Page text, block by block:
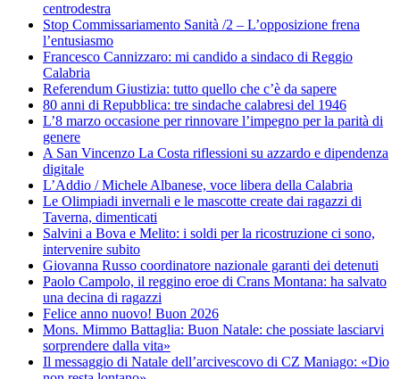
centrodestra
Stop Commissariamento Sanità /2 – L’opposizione frena
l’entusiasmo
Francesco Cannizzaro: mi candido a sindaco di Reggio
Calabria
Referendum Giustizia: tutto quello che c’è da sapere
80 anni di Repubblica: tre sindache calabresi del 1946
L’8 marzo occasione per rinnovare l’impegno per la parità di
genere
A San Vincenzo La Costa riflessioni su azzardo e dipendenza
digitale
L’Addio / Michele Albanese, voce libera della Calabria
Le Olimpiadi invernali e le mascotte create dai ragazzi di
Taverna, dimenticati
Salvini a Bova e Melito: i soldi per la ricostruzione ci sono,
intervenire subito
Giovanna Russo coordinatore nazionale garanti dei detenuti
Paolo Campolo, il reggino eroe di Crans Montana: ha salvato
una decina di ragazzi
Felice anno nuovo! Buon 2026
Mons. Mimmo Battaglia: Buon Natale: che possiate lasciarvi
sorprendere dalla vita»
Il messaggio di Natale dell’arcivescovo di CZ Maniago: «Dio